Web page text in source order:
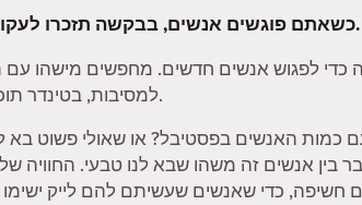
כשאתם פוגשים אנשים, בבקשה תזכרושלנו.
כדי לפגוש אנשים חדשים. מחפשים מישהו עם
למסיבות, בטינדר תוכלו לדבר עם אנשים על הדברים שאתם הכי נהנים לעשות.
כמות האנשים בפסטיבל? או שאולי פשוט
בין אנשים זה משהו שבא לנו טבעי.
חשיפה, כדי שאנשים שעשיתם להם לייק